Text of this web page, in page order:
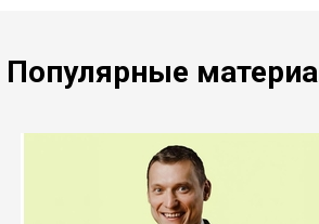
Популярные